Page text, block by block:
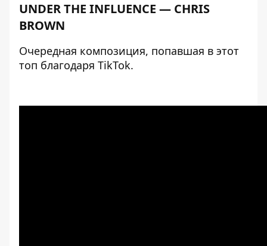
UNDER THE INFLUENCE — CHRIS
BROWN
Очередная композиция, попавшая в этот
топ благодаря TikTok.